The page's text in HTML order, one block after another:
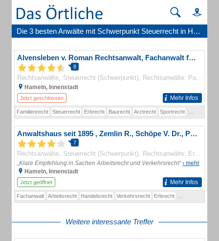
Die 3 besten Anwälte mit Schwerpunkt Steuerrecht in Hameln
Alvensleben v. Roman Rechtsanwalt, Fachanwalt für Strafrecht , Vierks Linda, Stehling Michael, Hohendorf Till, Effe Dirk, Klodnyckyj Roman Rechtsanwälte u. Söffge Friedhelm Dr. Patentanwalt
8
Rechtsanwälte Steuerrecht (Schwerpunkt) Rechtsanwälte: Patentrecht und Gebrauchsmusterrecht (Schwerpunkt)
Hameln, Innenstadt
Jetzt geschlossen Mehr Infos
Familienrecht Steuerrecht Erbrecht Baurecht Arztrecht Sportrecht
Anwaltshaus seit 1895 , Zemlin R., Schöpe V. Dr., Papendick B., Rechtsanwälte u. Notare , Malcher C., Steup M., Knief M., Meier L. (LL.M.), Rechtsanwältinnen und Rechtsanwälte
7
Rechtsanwälte Steuerrecht (Schwerpunkt) Rechtsanwälte: Erbrecht (Fachanwälte)
„Klare Empfehlung in Sachen Arbeitsrecht und Verkehrsrecht“› mehr
Hameln, Innenstadt
Jetzt geöffnet Mehr Infos
Fachanwalt Arbeitsrecht Handelsrecht Verkehrsrecht Erbrecht
Weitere interessante Treffer